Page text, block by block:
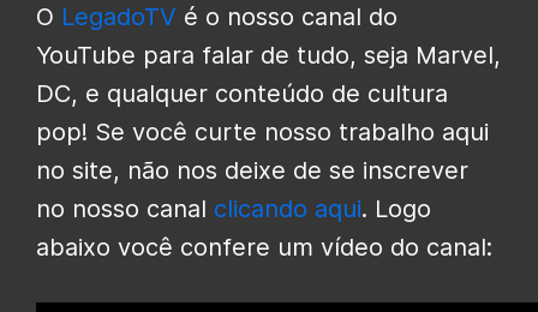
O LegadoTV é o nosso canal do
YouTube para falar de tudo, seja Marvel,
DC, e qualquer conteúdo de cultura
pop! Se você curte nosso trabalho aqui
no site, não nos deixe de se inscrever
no nosso canal clicando aqui. Logo
abaixo você confere um vídeo do canal: